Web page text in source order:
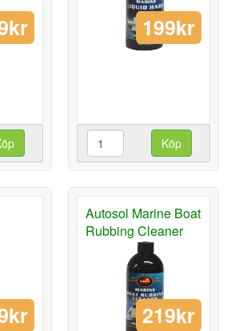
199kr
Köp
Autosol Marine Boat
Rubbing Cleaner
219kr